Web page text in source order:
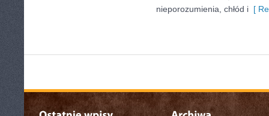
nieporozumienia, chłód i [